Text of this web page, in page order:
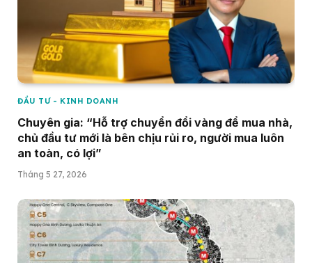
ĐẦU TƯ - KINH DOANH
Chuyên gia: “Hỗ trợ chuyển đổi vàng để mua nhà,
chủ đầu tư mới là bên chịu rủi ro, người mua luôn
an toàn, có lợi”
Tháng 5 27, 2026